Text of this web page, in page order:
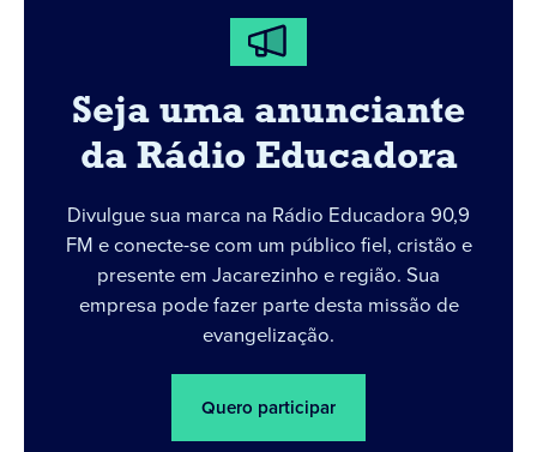
Seja uma anunciante
da Rádio Educadora
Divulgue sua marca na Rádio Educadora 90,9
FM e conecte-se com um público fiel, cristão e
presente em Jacarezinho e região. Sua
empresa pode fazer parte desta missão de
evangelização.
Quero participar